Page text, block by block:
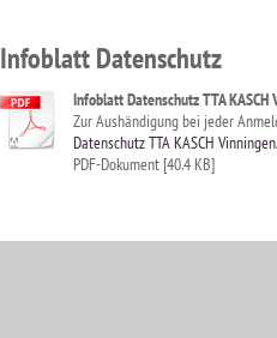
Infoblatt Datenschutz
Infoblatt Datenschutz TTA KASCH
Zur Aushändigung bei jeder
Datenschutz TTA KASCH
PDF-Dokument [40.4 KB]